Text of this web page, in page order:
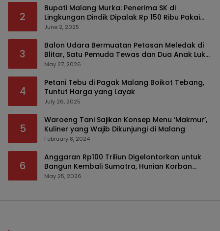
2
Bupati Malang Murka: Penerima SK di
Lingkungan Dindik Dipalak Rp 150 Ribu Pakai
Modus Tumpengan, KPK Turut Pantau
June 2, 2025
3
Balon Udara Bermuatan Petasan Meledak di
Blitar, Satu Pemuda Tewas dan Dua Anak Luka
Serius
May 27, 2026
4
Petani Tebu di Pagak Malang Boikot Tebang,
Tuntut Harga yang Layak
July 26, 2025
5
Waroeng Tani Sajikan Konsep Menu ‘Makmur’,
Kuliner yang Wajib Dikunjungi di Malang
February 8, 2024
6
Anggaran Rp100 Triliun Digelontorkan untuk
Bangun Kembali Sumatra, Hunian Korban
Bencana Bakal Difokuskan
May 25, 2026